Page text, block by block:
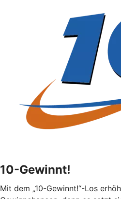
10-Gewinnt!
Mit dem „10-Gewinnt!“-Los